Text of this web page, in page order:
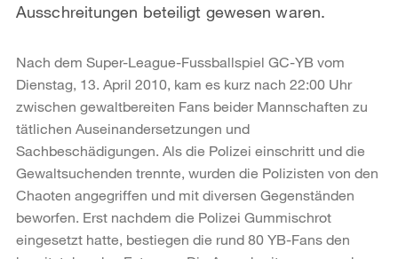
Ausschreitungen beteiligt gewesen waren.
Nach dem Super-League-Fussballspiel GC-YB vom
Dienstag, 13. April 2010, kam es kurz nach 22:00 Uhr
zwischen gewaltbereiten Fans beider Mannschaften zu
tätlichen Auseinandersetzungen und
Sachbeschädigungen. Als die Polizei einschritt und die
Gewaltsuchenden trennte, wurden die Polizisten von den
Chaoten angegriffen und mit diversen Gegenständen
beworfen. Erst nachdem die Polizei Gummischrot
eingesetzt hatte, bestiegen die rund 80 YB-Fans den